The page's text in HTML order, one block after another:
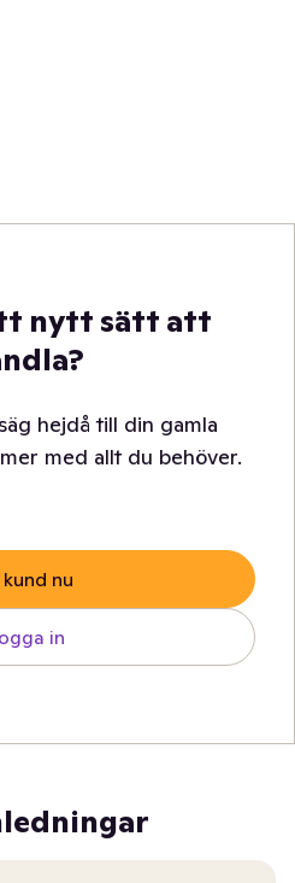
nytt sätt att
hejdå till din gamla
med allt du behöver.
kund nu
in